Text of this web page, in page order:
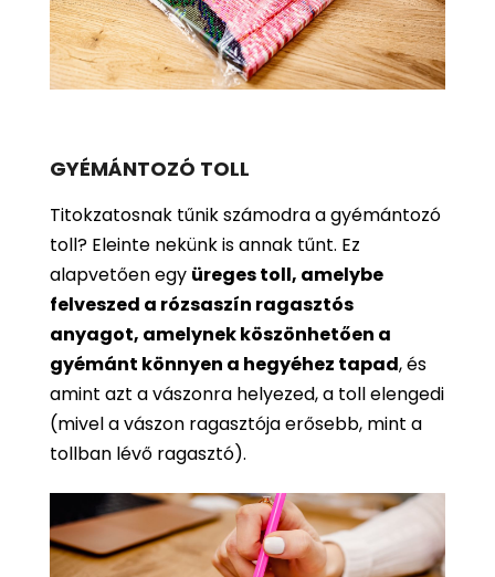
GYÉMÁNTOZÓ TOLL
Titokzatosnak tűnik számodra a gyémántozó
toll? Eleinte nekünk is annak tűnt. Ez
alapvetően egy üreges toll, amelybe
felveszed a rózsaszín ragasztós
anyagot, amelynek köszönhetően a
gyémánt könnyen a hegyéhez tapad, és
amint azt a vászonra helyezed, a toll elengedi
(mivel a vászon ragasztója erősebb, mint a
tollban lévő ragasztó).